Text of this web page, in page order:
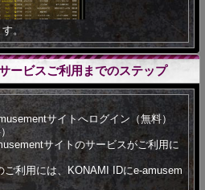
。
ービスご利用までのステップ
サイトへログイン（無料）
サイトのサービスがご利用に
利用には、KONAMI IDにe-amusem